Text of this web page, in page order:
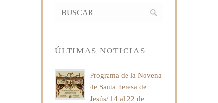
ÚLTIMAS NOTICIAS
Programa de la Novena
de Santa Teresa de
Jesús/ 14 al 22 de